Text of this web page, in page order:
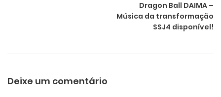
Dragon Ball DAIMA –
Música da transformação
SSJ4 disponível!
Deixe um comentário